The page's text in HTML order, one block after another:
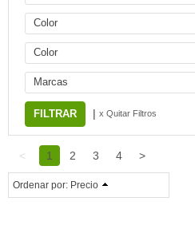
Color
Color
Marcas
| x Quitar Filtros
< 1 2 3 4 >
Ordenar por: Precio